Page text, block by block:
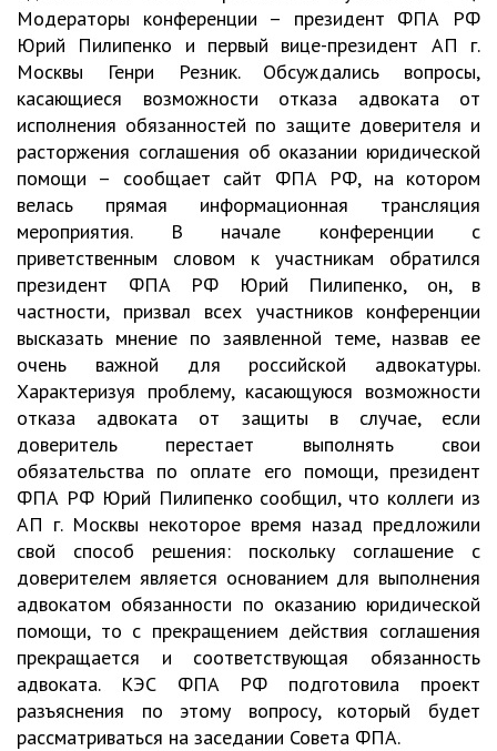
Модераторы конференции – президент ФПА РФ
Юрий Пилипенко и первый вице-президент АП г.
Москвы Генри Резник. Обсуждались вопросы,
касающиеся возможности отказа адвоката от
исполнения обязанностей по защите доверителя и
расторжения соглашения об оказании юридической
помощи – сообщает сайт ФПА РФ, на котором
велась прямая информационная трансляция
мероприятия. В начале конференции с
приветственным словом к участникам обратился
президент ФПА РФ Юрий Пилипенко, он, в
частности, призвал всех участников конференции
высказать мнение по заявленной теме, назвав ее
очень важной для российской адвокатуры.
Характеризуя проблему, касающуюся возможности
отказа адвоката от защиты в случае, если
доверитель перестает выполнять свои
обязательства по оплате его помощи, президент
ФПА РФ Юрий Пилипенко сообщил, что коллеги из
АП г. Москвы некоторое время назад предложили
свой способ решения: поскольку соглашение с
доверителем является основанием для выполнения
адвокатом обязанности по оказанию юридической
помощи, то с прекращением действия соглашения
прекращается и соответствующая обязанность
адвоката. КЭС ФПА РФ подготовила проект
разъяснения по этому вопросу, который будет
рассматриваться на заседании Совета ФПА.